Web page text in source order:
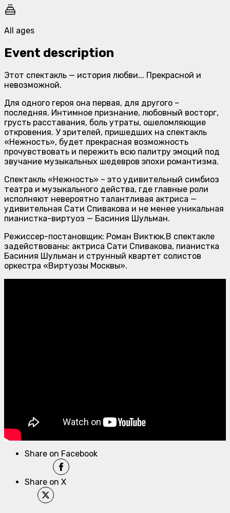
All ages
Event description
Этот спектакль — история любви... Прекрасной и
невозможной.
Для одного героя она первая, для другого –
последняя. Интимное признание, любовный восторг,
грусть расставания, боль утраты, ошеломляющие
откровения. У зрителей, пришедших на спектакль
«Нежность», будет прекрасная возможность
прочувствовать и пережить всю палитру эмоций под
звучание музыкальных шедевров эпохи романтизма.
Спектакль «Нежность» – это удивительный симбиоз
театра и музыкального действа, где главные роли
исполняют невероятно талантливая актриса —
удивительная Сати Спивакова и не менее уникальная
пианистка-виртуоз — Басиния Шульман.
Режиссер-постановщик: Роман Виктюк.В спектакле
задействованы: актриса Сати Спивакова, пианистка
Басиния Шульман и струнный квартет солистов
оркестра «Виртуозы Москвы».
Share on Facebook
Share on X